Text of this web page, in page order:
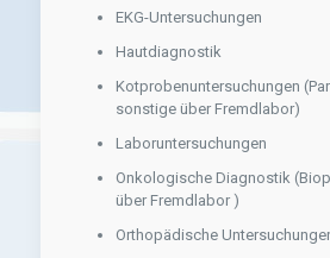
EKG-Untersuchungen
Hautdiagnostik
Kotprobenuntersuchungen
sonstige über Fremdlabor)
Laboruntersuchungen
Onkologische Diagnostik
über Fremdlabor )
Orthopädische